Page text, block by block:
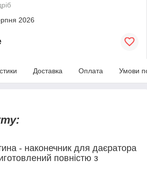
2026
Доставка Оплата Умови
- наконечник для даєратора
повністю з